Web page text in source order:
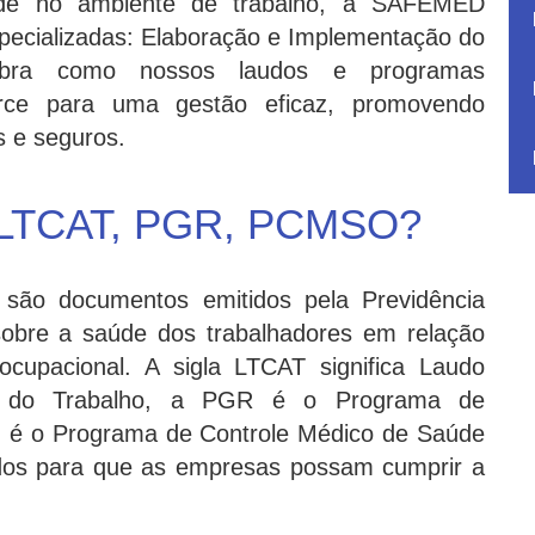
Elaboração e Implementação do
como nossos laudos e programas
para uma gestão eficaz, promovendo
e seguros.
PGR, PCMSO?
documentos emitidos pela Previdência
a saúde dos trabalhadores em relação
A sigla LTCAT significa Laudo
do Trabalho, a PGR é o Programa de
o Programa de Controle Médico de Saúde
para que as empresas possam cumprir a